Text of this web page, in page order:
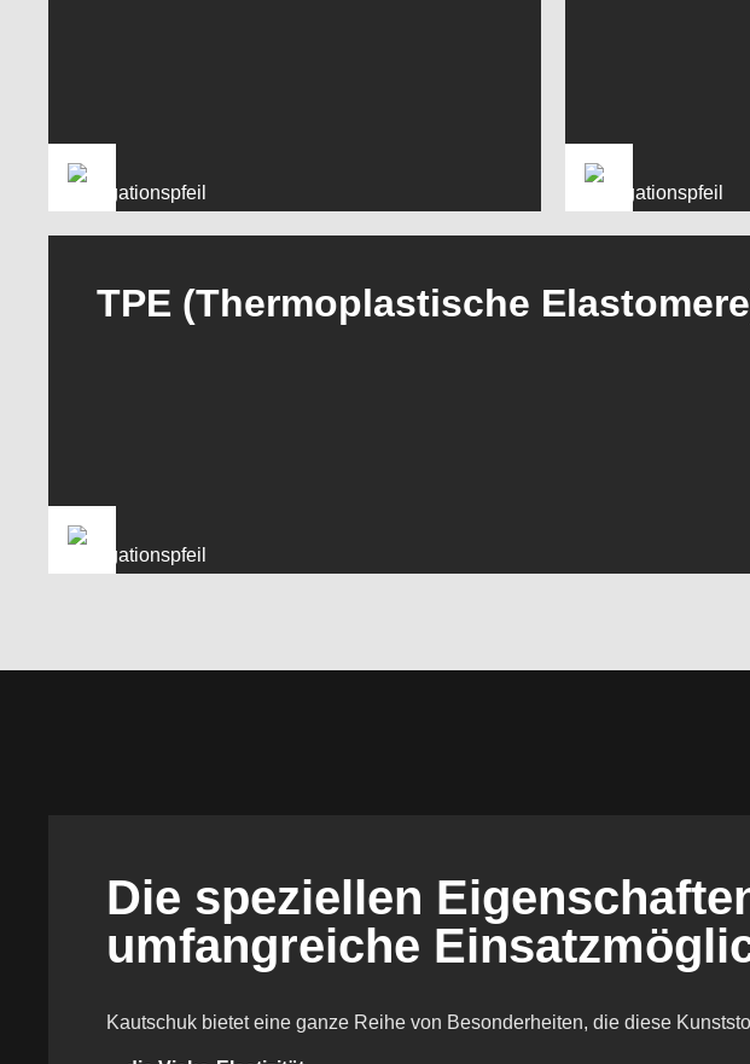
TPE (Thermoplastische
Die speziellen
umfangreiche
Kautschuk bietet eine ganze Reihe von Besonderheiten, die diese